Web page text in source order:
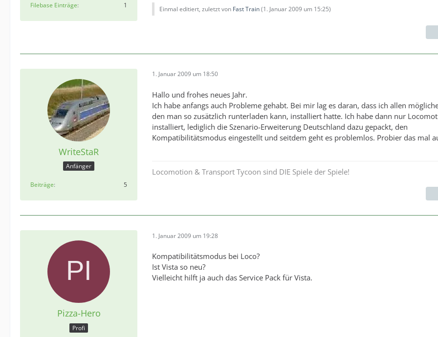
Filebase Einträge
1 Einmal editiert, zuletzt von Fast Train(1. Januar 2009 um 15:25)
WriteStaR
Anfänger
Beiträge 5
1. Januar 2009 um 18:50
Hallo und frohes neues Jahr.
Ich habe anfangs auch Probleme gehabt. Bei mir lag es daran, dass ich allen
den man so zusätzlich runterladen kann, installiert hatte. Ich habe dann nur
installiert, lediglich die Szenario-Erweiterung Deutschland dazu gepackt, den
Kompatibilitätsmodus eingestellt und seitdem geht es problemlos. Probier das mal
Locomotion & Transport Tycoon sind DIE Spiele der Spiele!
Pizza-Hero
Profi
1. Januar 2009 um 19:28
Kompatibilitätsmodus bei Loco?
Ist Vista so neu?
Vielleicht hilft ja auch das Service Pack für Vista.